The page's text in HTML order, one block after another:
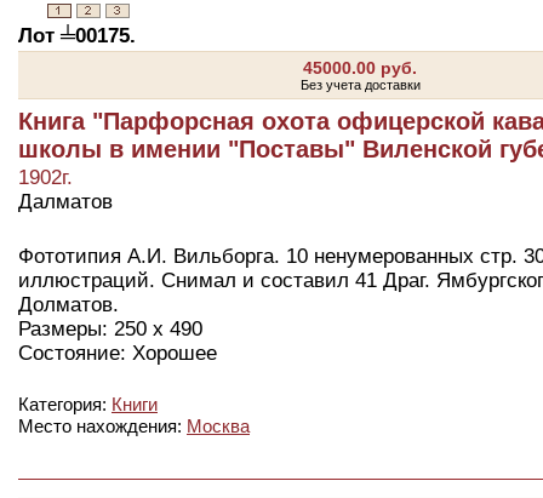
Лот ╧00175.
45000.00 руб.
Без учета доставки
Книга "Парфорсная охота офицерской
школы в имении "Поставы" Виленской
1902г.
Далматов
Фототипия А.И. Вильборга. 10 ненумерованных стр.
иллюстраций. Снимал и составил 41 Драг.
Долматов.
Размеры: 250 х 490
Состояние: Хорошее
Категория: Книги
Место нахождения: Москва